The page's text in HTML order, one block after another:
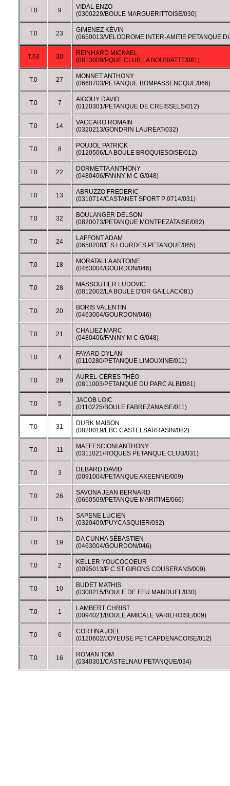
T.0 9
VIDAL ENZO
(0300229/BOULE MARGUERITTOISE/030)
T.0 23
GIMENEZ KÉVIN
(0650013/VELODROME INTER-AMITIE PETANQUE
T.63 30
REINHARD MICKAEL
(0813009/PQUE CLUB LA BOURIATTE/081)
T.0 27
MONNET ANTHONY
(0660703/PETANQUE BOMPASSENCQUE/066)
T.0 7
AIGOUY DAVID
(0120301/PETANQUE DE CREISSELS/012)
T.0 14
VACCARO ROMAIN
(0320213/GONDRIN LAUREAT/032)
T.0 8
POUJOL PATRICK
(0120506/LA BOULE BROQUIESOISE/012)
T.0 22
DORMETTA ANTHONY
(0480406/FANNY M C G/048)
T.0 13
ABRUZZO FREDERIC
(0310714/CASTANET SPORT P 0714/031)
T.0 32
BOULANGER DELSON
(0820073/PETANQUE MONTPEZATAISE/082)
T.0 24
LAFFONT ADAM
(0650208/E S LOURDES PETANQUE/065)
T.0 18
MORATALLA ANTOINE
(0463004/GOURDON/046)
T.0 28
MASSOUTIER LUDOVIC
(0812002/LA BOULE D'OR GAILLAC/081)
T.0 20
BORIS VALENTIN
(0463004/GOURDON/046)
T.0 21
CHALIEZ MARC
(0480406/FANNY M C G/048)
T.0 4
FAYARD DYLAN
(0110280/PETANQUE LIMOUXINE/011)
T.0 29
AUREL-CERES THÉO
(0811003/PETANQUE DU PARC ALBI/081)
T.0 5
JACOB LOIC
(0110225/BOULE FABREZANAISE/011)
T.0 31
DURK MAISON
(0820019/EBC CASTELSARRASIN/082)
T.0 11
MAFFESCIONI ANTHONY
(0311021/ROQUES PETANQUE CLUB/031)
T.0 3
DEBARD DAVID
(0091004/PETANQUE AXEENNE/009)
T.0 26
SAVONA JEAN BERNARD
(0660509/PETANQUE MARITIME/066)
T.0 15
SAPENE LUCIEN
(0320409/PUYCASQUIER/032)
T.0 19
DA CUNHA SÉBASTIEN
(0463004/GOURDON/046)
T.0 2
KELLER YOUCOCOEUR
(0095013/P C ST GIRONS COUSERANS/009)
T.0 10
BUDET MATHIS
(0300215/BOULE DE FEU MANDUEL/030)
T.0 1
LAMBERT CHRIST
(0094021/BOULE AMICALE VARILHOISE/009)
T.0 6
CORTINA JOEL
(0120602/JOYEUSE PET.CAPDENACOISE/012)
T.0 16
ROMAN TOM
(0340301/CASTELNAU PETANQUE/034)